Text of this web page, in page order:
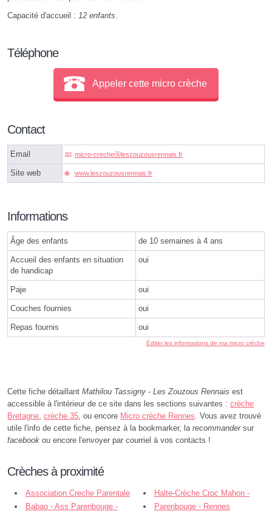
Capacité d'accueil : 12 enfants.
Téléphone
Appeler cette micro crèche
Contact
Email micro-crecheⓐleszouzousrennais.fr
Site web www.leszouzousrennais.fr
Informations
Âge des enfants de 10 semaines à 4 ans
Accueil des enfants en situation
de handicap
oui
Paje oui
Couches fournies oui
Repas fournis oui
Éditer les informations de ma micro crèche
Cette fiche détaillant Mathilou Tassigny - Les Zouzous Rennais est
accessible à l'intérieur de ce site dans les sections suivantes : crèche
Bretagne, crèche 35, ou encore Micro crèche Rennes. Vous avez trouvé
utile l'info de cette fiche, pensez à la bookmarker, la recommandersur
facebook ou encore l'envoyer par courriel à vos contacts !
Crèches à proximité
Association Creche Parentale
Melba - Rennes
Halte-Crèche Croc Mahon -
Ass Parenbouge - Rennes
Babao - Ass Parenbouge -
Parenbouge - Rennes